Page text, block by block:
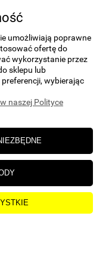
umożliwiają poprawne
ofertę do
wykorzystanie przez
sklepu lub
wybierając
naszej Polityce